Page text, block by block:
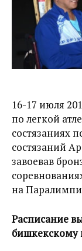
16-17 июля
по легкой
состязаниях
состязаний
завоевав
на
Расписание
бишкекскому